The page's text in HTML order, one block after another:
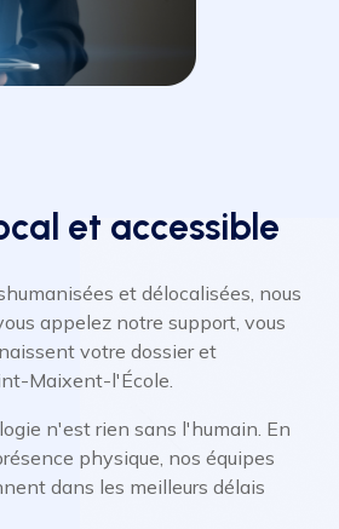
et accessible
et délocalisées, nous
appelez notre support, vous
votre dossier et
Maixent-l'École.
n'est rien sans l'humain. En
physique, nos équipes
dans les meilleurs délais